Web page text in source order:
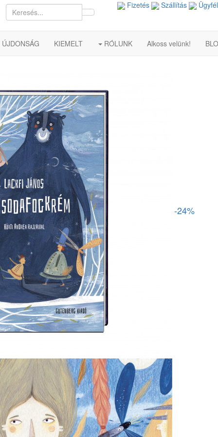
Fizetés Szállítás
ÚJDONSÁG KIEMELT RÓLUNK Alkoss velünk!
-24%